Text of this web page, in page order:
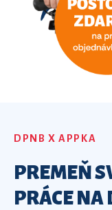
DPNB X APPKA
PREMEŇ
PRÁCE